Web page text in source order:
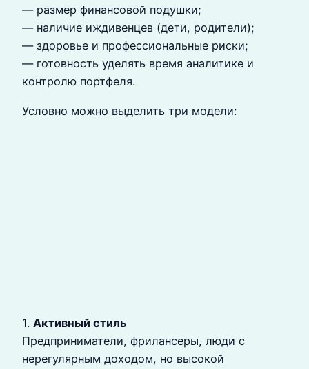
— размер финансовой подушки;
— наличие иждивенцев (дети, родители);
— здоровье и профессиональные риски;
— готовность уделять время аналитике и
контролю портфеля.
Условно можно выделить три модели:
1. Активный стиль
Предприниматели, фрилансеры, люди с
нерегулярным доходом, но высокой